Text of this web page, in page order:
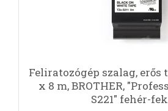
Feliratozógép szalag, erős
x 8 m, BROTHER,
S221" fehér-